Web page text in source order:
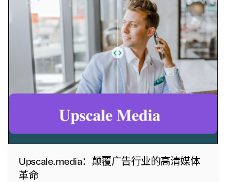
Upscale.media：颠覆广告行业的高清媒体
革命